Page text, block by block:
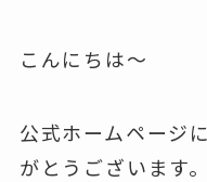
こんにちは～
公式ホームページ
がとう